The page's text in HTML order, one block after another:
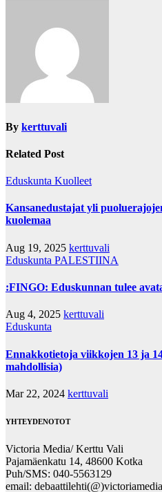
By kerttuvali
Related Post
Eduskunta Kuolleet
Kansanedustajat yli
kuolemaa
Aug 19, 2025 kerttuvali
Eduskunta PALESTIINA
:FINGO: Eduskunnan tulee
Aug 4, 2025 kerttuvali
Eduskunta
Ennakkotietoja viikkojen 13 ja
mahdollisia)
Mar 22, 2024 kerttuvali
YHTEYDENOTOT
Victoria Media/ Kerttu Vali
Pajamäenkatu 14, 48600 Kotka
Puh/SMS: 040-5563129
email: